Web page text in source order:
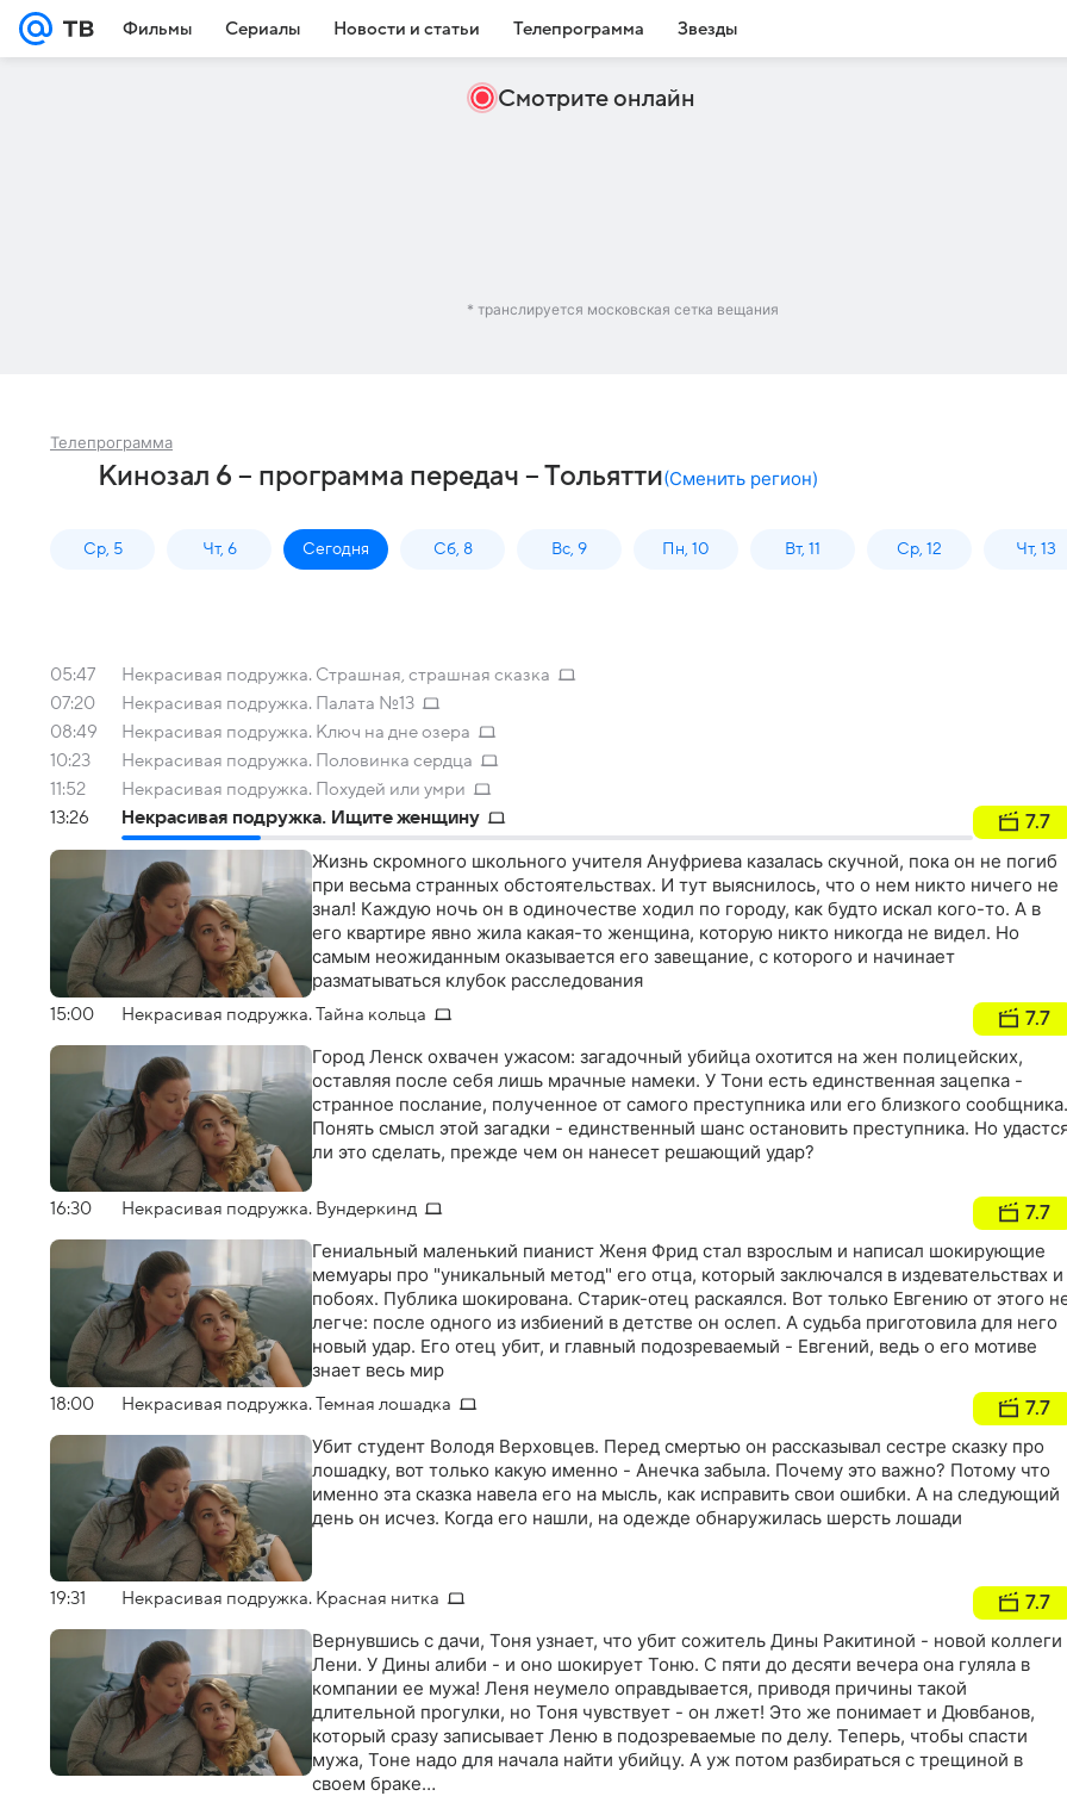
Фильмы Сериалы Новости и статьи Телепрограмма Звезды
Смотрите онлайн
* транслируется московская сетка вещания
Телепрограмма
Кинозал 6 – программа передач – Тольятти(Сменить регион)
Ср, 5 Чт, 6 Сегодня Сб, 8 Вс, 9 Пн, 10 Вт, 11 Ср, 12 Чт, 13
05:47
Некрасивая подружка. Страшная, страшная сказка
07:20
Некрасивая подружка. Палата №13
08:49
Некрасивая подружка. Ключ на дне озера
10:23
Некрасивая подружка. Половинка сердца
11:52
Некрасивая подружка. Похудей или умри
13:26
Некрасивая подружка. Ищите женщину 7.7
Жизнь скромного школьного учителя Ануфриева казалась скучной, пока он не погиб
при весьма странных обстоятельствах. И тут выяснилось, что о нем никто ничего не
знал! Каждую ночь он в одиночестве ходил по городу, как будто искал кого-то. А в
его квартире явно жила какая-то женщина, которую никто никогда не видел. Но
самым неожиданным оказывается его завещание, с которого и начинает
разматываться клубок расследования
15:00 Некрасивая подружка. Тайна кольца 7.7
Город Ленск охвачен ужасом: загадочный убийца охотится на жен полицейских,
оставляя после себя лишь мрачные намеки. У Тони есть единственная зацепка -
странное послание, полученное от самого преступника или его близкого сообщника.
Понять смысл этой загадки - единственный шанс остановить преступника. Но
ли это сделать, прежде чем он нанесет решающий удар?
16:30 Некрасивая подружка. Вундеркинд 7.7
Гениальный маленький пианист Женя Фрид стал взрослым и написал шокирующие
мемуары про "уникальный метод" его отца, который заключался в издевательствах и
побоях. Публика шокирована. Старик-отец раскаялся. Вот только Евгению от этого
легче: после одного из избиений в детстве он ослеп. А судьба приготовила для него
новый удар. Его отец убит, и главный подозреваемый - Евгений, ведь о его мотиве
знает весь мир
18:00 Некрасивая подружка. Темная лошадка 7.7
Убит студент Володя Верховцев. Перед смертью он рассказывал сестре сказку про
лошадку, вот только какую именно - Анечка забыла. Почему это важно? Потому что
именно эта сказка навела его на мысль, как исправить свои ошибки. А на следующий
день он исчез. Когда его нашли, на одежде обнаружилась шерсть лошади
19:31 Некрасивая подружка. Красная нитка 7.7
Вернувшись с дачи, Тоня узнает, что убит сожитель Дины Ракитиной - новой коллеги
Лени. У Дины алиби - и оно шокирует Тоню. С пяти до десяти вечера она гуляла в
компании ее мужа! Леня неумело оправдывается, приводя причины такой
длительной прогулки, но Тоня чувствует - он лжет! Это же понимает и Дювбанов,
который сразу записывает Леню в подозреваемые по делу. Теперь, чтобы спасти
мужа, Тоне надо для начала найти убийцу. А уж потом разбираться с трещиной в
своем браке…